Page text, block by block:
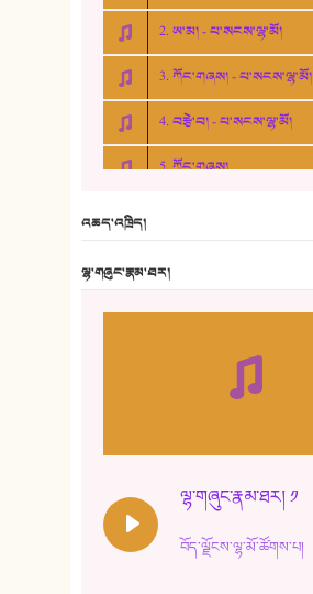
2. ཨ་མ། - པ་སངས་ལྷ་མོ།
3. ཀོང་གཞས། - པ་སངས་ལྷ་མོ།
4. བརྩེ་བ། - པ་སངས་ལྷ་མོ།
5. ཀོང་གཞས།
10. ཆང་གཞས། ༣
འཆད་འཁྲིད།
ལྷ་གཞུང་རྣམ་ཐར།
ལྷ་གཞུང་རྣམ་ཐར། ༡
བོད་ལྗོངས་ལྷ་མོ་ཚོགས་པ།